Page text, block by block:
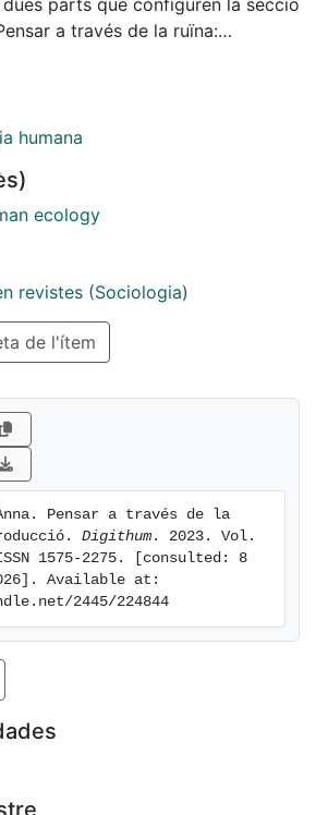
a través de la ruïna:
i empíriques a les ruïnes de
perspectiva interdisciplinària
de les ruïnes antropogèniques
Els articles compilats il·lustren la
aquestes ruïnes, destacant la
Així mateix, la present
les interseccions fèrtils entre els
els diferents elements que
de la crisi ecològica a
de les ruïnes i els processos
humana
ecology
revistes (Sociologia)
de l'ítem
Anna. Pensar a través de la
Digithum . 2023. Vol.
1575-2275. [consulted: 8
Available at:
2445/224844